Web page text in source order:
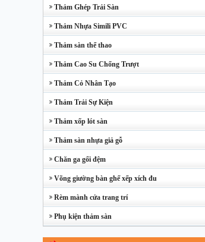
Thảm Ghép Trải Sàn
Thảm Nhựa Simili PVC
Thảm sàn thể thao
Thảm Cao Su Chống Trượt
Thảm Cỏ Nhân Tạo
Thảm Trải Sự Kiện
Thảm xốp lót sàn
Thảm sàn nhựa giả gỗ
Chăn ga gối đệm
Võng giường bàn ghế xếp xích đu
Rèm mành cửa trang trí
Phụ kiện thảm sàn